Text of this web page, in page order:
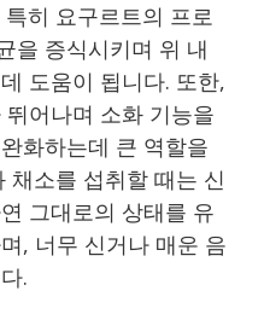
히 요구르트의 프로
을 증식시키며 위 내
도움이 됩니다. 또한,
어나며 소화 기능을
화하는데 큰 역할을
채소를 섭취할 때는 신
그대로의 상태를 유
, 너무 신거나 매운 음
.